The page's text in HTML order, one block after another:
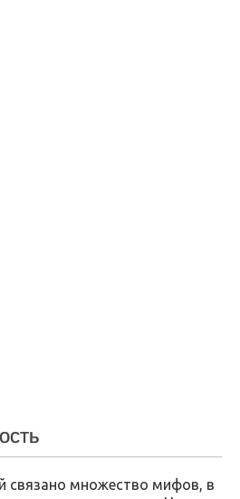
связано множество мифов, в